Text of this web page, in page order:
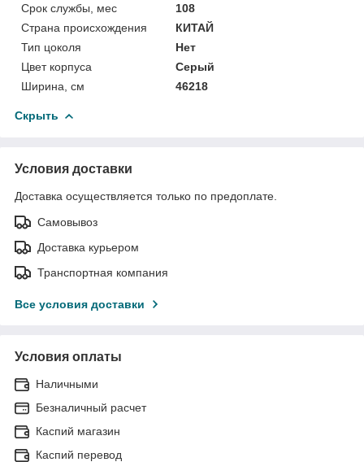
Срок службы, мес
108
Страна происхождения
КИТАЙ
Тип цоколя
Нет
Цвет корпуса
Серый
Ширина, см
46218
Скрыть
Условия доставки
Доставка осуществляется только по предоплате.
Самовывоз
Доставка курьером
Транспортная компания
Все условия доставки
Условия оплаты
Наличными
Безналичный расчет
Каспий магазин
Каспий перевод